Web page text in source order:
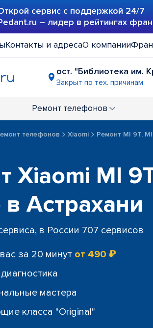
сервис с поддержкой 24/7
– лидер в рейтингах
Контакты и адресаО компании
ост. "Библиотека им.
Закрыт по тех. причинам
Ремонт телефонов
телефонов Xiaomi Ремонт MI 9T,
Xiaomi MI
Астрахани
в России 707 сервисов
за 20 минут от 490 ₽
мастера
класса "Original"